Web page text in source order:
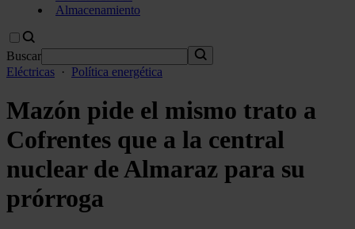
Almacenamiento
Buscar
Eléctricas · Política energética
Mazón pide el mismo trato a
Cofrentes que a la central
nuclear de Almaraz para su
prórroga